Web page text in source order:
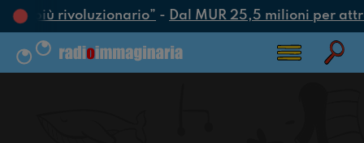
più rivoluzionario”- Dal MUR 25,5 milioni per